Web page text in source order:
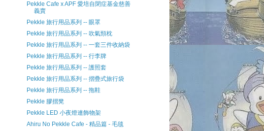
Pekkle Cafe x APF 愛培自閉症基金慈善
義賣
Pekkle 旅行用品系列 -- 眼罩
Pekkle 旅行用品系列 -- 吹氣頸枕
Pekkle 旅行用品系列 -- 一套三件收納袋
Pekkle 旅行用品系列 -- 行李牌
Pekkle 旅行用品系列 -- 護照套
Pekkle 旅行用品系列 -- 摺疊式旅行袋
Pekkle 旅行用品系列 -- 拖鞋
Pekkle 膠摺凳
Pekkle LED 小夜燈連飾物架
Ahiru No Pekkle Cafe - 精品篇 - 毛毯